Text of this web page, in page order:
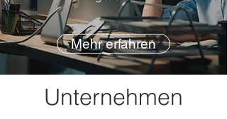
Mehr erfahren
Unternehmen